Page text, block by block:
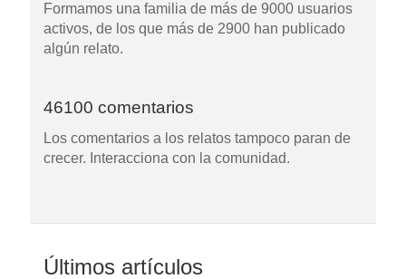
Formamos una familia de más de 9000 usuarios
activos, de los que más de 2900 han publicado
algún relato.
46100 comentarios
Los comentarios a los relatos tampoco paran de
crecer. Interacciona con la comunidad.
Últimos artículos